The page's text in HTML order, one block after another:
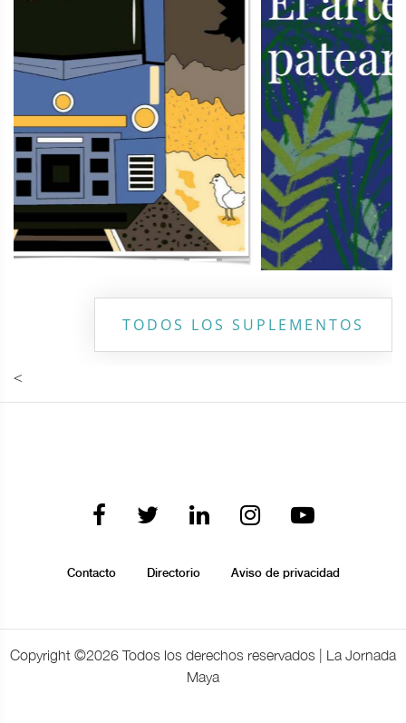
TODOS LOS SUPLEMENTOS
<
Contacto Directorio Aviso de privacidad
Copyright ©2026 Todos los derechos reservados | La Jornada
Maya